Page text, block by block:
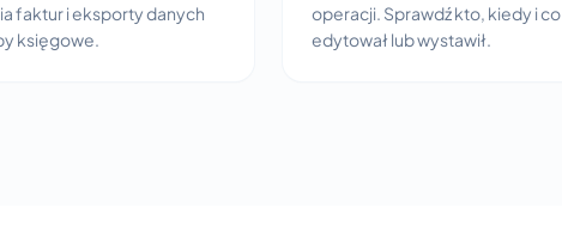
faktur i eksporty danych
księgowe.
operacji. Sprawdź kto, kiedy i co
edytował lub wystawił.